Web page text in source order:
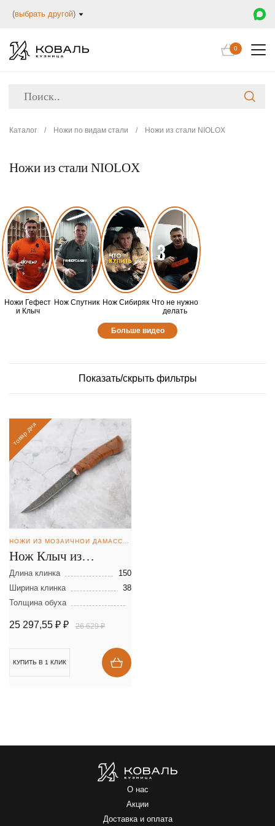
(выбрать другой)
0
Каталог / Ножи по видам стали / Ножи из стали NIOLOX
Ножи из стали NIOLOX
Ножи Гефест
и Клыч
Нож Спутник Нож Сибиряк Что не нужно
делать
Больше видео
Показать/скрыть фильтры
товар дня
НОЖИ ИЗ МОЗАИЧНОЙ ДАМАССКОЙ СТАЛИ
Нож Клыч из
мозаичной дамасской
стали
Длина клинка
150
Ширина клинка
38
Толщина обуха
25 297,55 ₽ ₽ 26 629 ₽
КУПИТЬ В 1 КЛИК
О нас
Акции
Доставка и оплата